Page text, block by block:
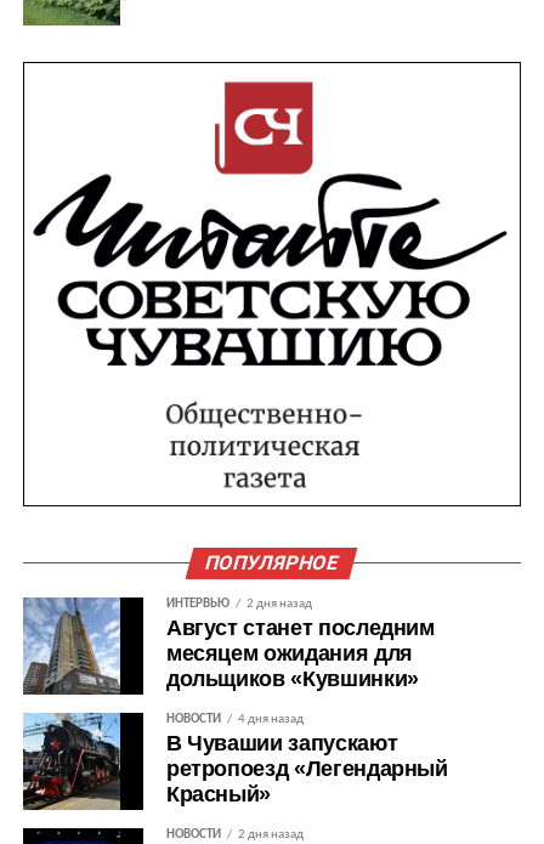
ПОПУЛЯРНОЕ
ИНТЕРВЬЮ 2 дня назад
Август станет последним
месяцем ожидания для
дольщиков «Кувшинки»
НОВОСТИ 4 дня назад
В Чувашии запускают
ретропоезд «Легендарный
Красный»
НОВОСТИ 2 дня назад